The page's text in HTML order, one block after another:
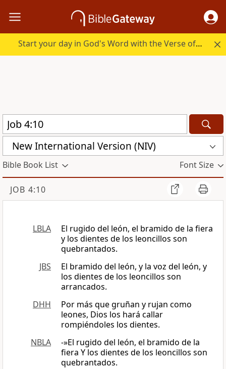
Start your day in God's Word with the Verse of the Day.
New International Version (NIV)
Bible Book List Font Size
JOB 4:10
LBLA
El rugido del león, el bramido de la fiera
y los dientes de los leoncillos son
quebrantados.
JBS
El bramido del león, y la voz del león, y
los dientes de los leoncillos son
arrancados.
DHH
Por más que gruñan y rujan como
leones, Dios los hará callar
rompiéndoles los dientes.
NBLA
-»El rugido del león, el bramido de la
fiera Y los dientes de los leoncillos son
quebrantados.